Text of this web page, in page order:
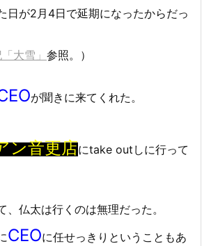
日が2月4日で延期になったからだっ
大雪」 参照。）
が聞きに来てくれた。
ン音更店にtake outしに行って
、仏太は行くのは無理だった。
CEOに任せっきりということもあ